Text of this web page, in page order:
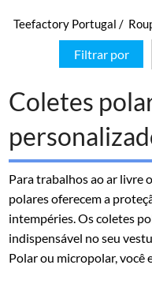
Teefactory Portugal
Filtrar por
Coletes
Para trabalhos ao ar livre
polares oferecem a
intempéries. Os coletes
indispensável no seu
Polar ou micropolar, você